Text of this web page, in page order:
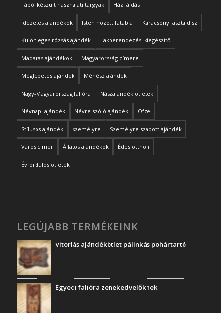
Fából készült használati tárgyak Házi áldás
Idézetes ajándékok Isten hozott fatábla Karácsonyi asztaldísz
Különleges rózsás ajándék Lakberendezési kiegészítő
Madaras ajándékok Magyarország címere
Meglepetés ajándék Méhész ajándék
Nagy-Magyarország falióra Nászajándék ötletek
Névnapi ajándék Névre szóló ajándék Ofze
Stílusos ajándék személyre Személyre szabott ajándék
Város címer Állatos ajándékok Édes otthon
Évfordulós ötletek
LEGÚJABB TERMÉKEINK
Vitorlás ajándékötlet pálinkás pohártartó
Egyedi falióra zenekedvelőknek